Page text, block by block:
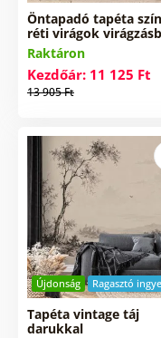
Öntapadó tapéta
réti virágok
Raktáron
Kezdőár: 11 125 Ft
13 905 Ft
Újdonság Ragasztó
Tapéta vintage táj
darukkal